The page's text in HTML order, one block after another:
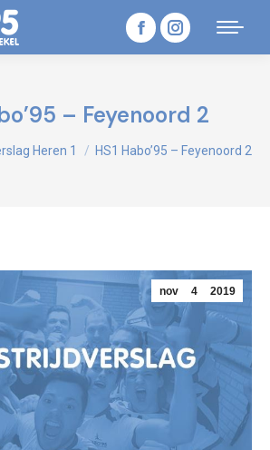
Facebook
opens
new
Instagram
opens
new
– Feyenoord 2
Heren 1 HS1 Habo’95 – Feyenoord 2
nov 4 2019